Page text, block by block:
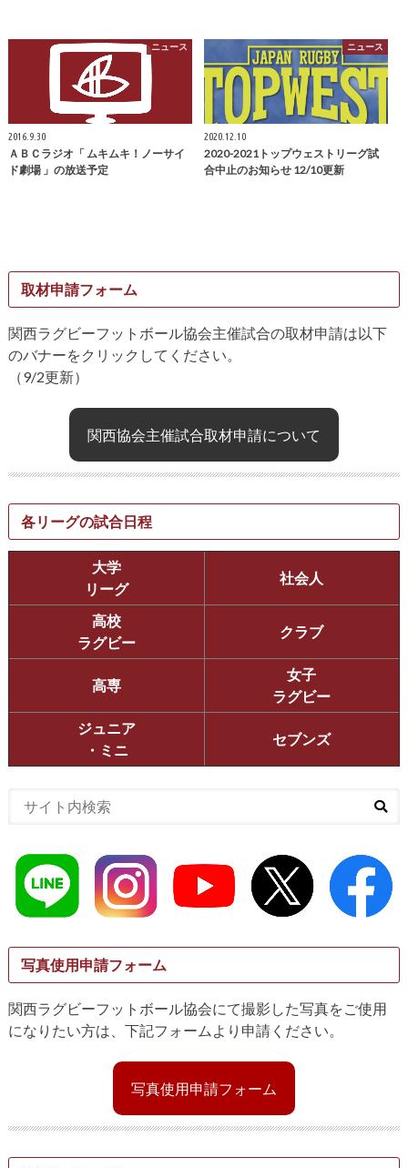
ニュース
2016.9.30
ＡＢＣラジオ「 ムキムキ！ノーサイ
ド劇場 」の放送予定
ニュース
2020.12.10
2020-2021トップウェストリーグ試
合中止のお知らせ 12/10更新
取材申請フォーム
関西ラグビーフットボール協会主催試合の取材申請は以下
のバナーをクリックしてください。
（9/2更新）
関西協会主催試合取材申請について
各リーグの試合日程
大学
リーグ
社会人
高校
ラグビー
クラブ
高専
女子
ラグビー
ジュニア
・ミニ
セブンズ
写真使用申請フォーム
関西ラグビーフットボール協会にて撮影した写真をご使用
になりたい方は、下記フォームより申請ください。
写真使用申請フォーム